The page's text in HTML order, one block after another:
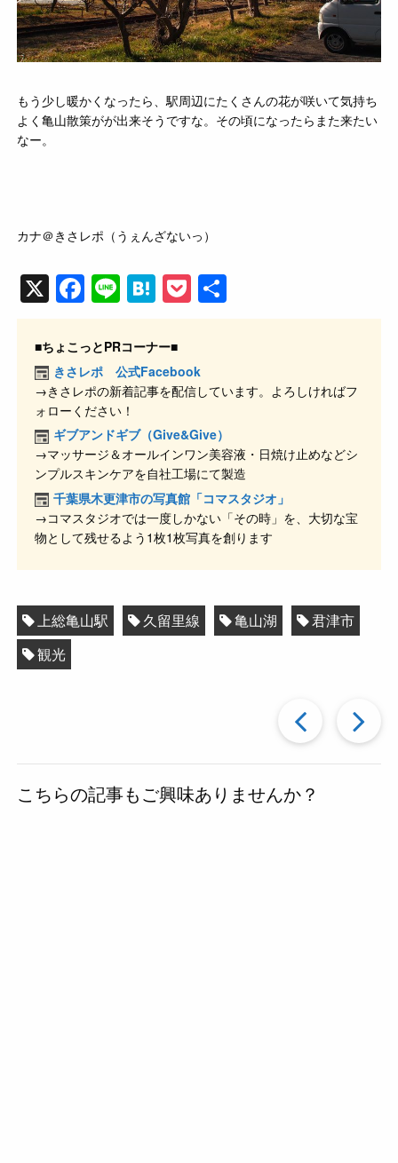
もう少し暖かくなったら、駅周辺にたくさんの花が咲いて気持ち
よく亀山散策がが出来そうですな。その頃になったらまた来たい
なー。
カナ＠きさレポ（うぇんざないっ）
X F
a
c
e
b
o
o
k
Li
n
e
H
at
e
n
a
P
o
et
有
■ちょこっとPRコーナー■
きさレポ 公式Facebook
→きさレポの新着記事を配信しています。よろしければフ
ォローください！
ギブアンドギブ（Give&Give）
→マッサージ＆オールインワン美容液・日焼け止めなどシ
ンプルスキンケアを自社工場にて製造
千葉県木更津市の写真館「コマスタジオ」
→コマスタジオでは一度しかない「その時」を、大切な宝
物として残せるよう1枚1枚写真を創ります
上総亀山駅 久留里線 亀山湖
君津市
観光
過
去
こちらの記事もご興味ありませんか？